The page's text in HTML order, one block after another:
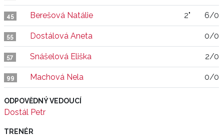
45 Berešová Natálie 2" 6/0
55 Dostálová Aneta 0/0
57 Snášelová Eliška 2/0
99 Machová Nela 0/0
ODPOVĚDNÝ VEDOUCÍ
Dostál Petr
TRENÉR